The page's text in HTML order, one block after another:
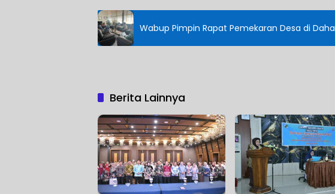
Wabup Pimpin Rapat Pemekaran Desa di Daha
Berita Lainnya